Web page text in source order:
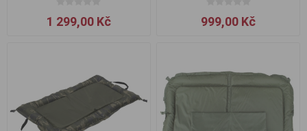
1 299,00 Kč 999,00 Kč